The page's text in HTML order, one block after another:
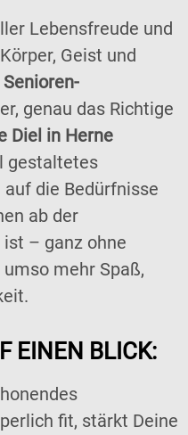
Lebensfreude und
Geist und
Senioren-
genau das Richtige
Diel in Herne
gestaltetes
die Bedürfnisse
ab der
– ganz ohne
mehr Spaß,
EINEN BLICK:
fit, stärkt Deine